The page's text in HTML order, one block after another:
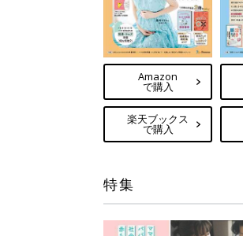
Amazon
で購入
楽天ブックス
で購入
特集